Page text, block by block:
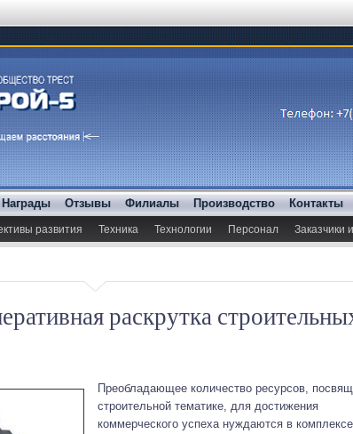
Награды Отзывы Филиалы Производство Контакты
развития Техника Технологии Персонал Заказчики
раскрутка
Преобладающее количество ресурсов,
строительной тематике, для достижения
коммерческого успеха нуждаются в